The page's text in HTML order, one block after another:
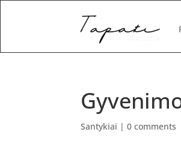
Santykiai |0 comments